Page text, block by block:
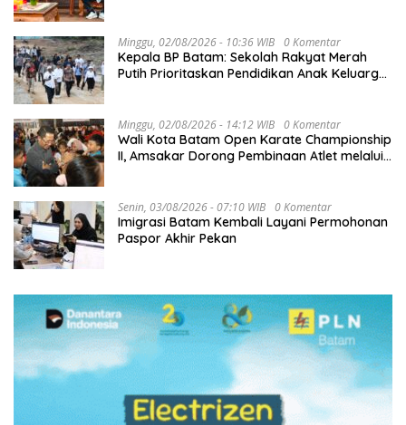
Minggu, 02/08/2026 - 10:36 WIB 0 Komentar
Kepala BP Batam: Sekolah Rakyat Merah
Putih Prioritaskan Pendidikan Anak Keluarga
Minggu, 02/08/2026 - 14:12 WIB 0 Komentar
Wali Kota Batam Open Karate Championship
II, Amsakar Dorong Pembinaan Atlet melalui
Senin, 03/08/2026 - 07:10 WIB 0 Komentar
Imigrasi Batam Kembali Layani Permohonan
Paspor Akhir Pekan